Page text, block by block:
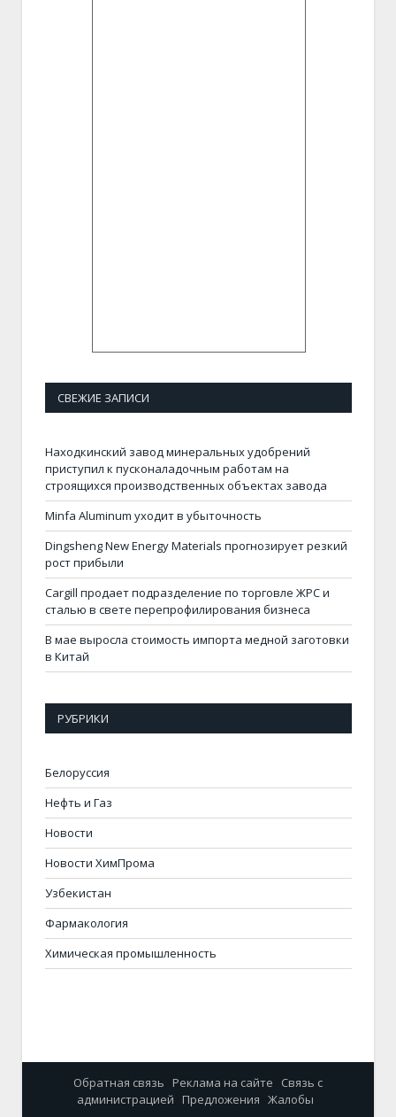
СВЕЖИЕ ЗАПИСИ
Находкинский завод минеральных удобрений
приступил к пусконаладочным работам на
строящихся производственных объектах завода
Minfa Aluminum уходит в убыточность
Dingsheng New Energy Materials прогнозирует резкий
рост прибыли
Cargill продает подразделение по торговле ЖРС и
сталью в свете перепрофилирования бизнеса
В мае выросла стоимость импорта медной заготовки
в Китай
РУБРИКИ
Белоруссия
Нефть и Газ
Новости
Новости ХимПрома
Узбекистан
Фармакология
Химическая промышленность
Обратная связь Реклама на сайте
Связь с
администрацией
Предложения Жалобы